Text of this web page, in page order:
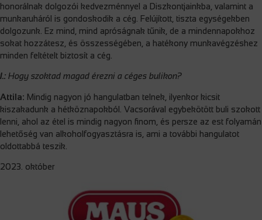
honorálnak dolgozói kedvezménnyel a Diszkontjainkba, valamint a
munkaruháról is gondoskodik a cég. Felújított, tiszta egységekben
dolgozunk. Ez mind, mind apróságnak tűnik, de a mindennapokhoz
sokat hozzátesz, és összességében, a hatékony munkavégzéshez
minden feltételt biztosít a cég.
I.: Hogy szoktad magad érezni a céges bulikon?
Attila: Mindig nagyon jó hangulatban telnek, ilyenkor kicsit
kiszakadunk a hétköznapokból. Vacsorával egybekötött buli szokott
lenni, ahol az étel is mindig nagyon finom, és persze az est folyamán
lehetőség van alkoholfogyasztásra is, ami a további hangulatot
oldottabbá teszik.
2023. október